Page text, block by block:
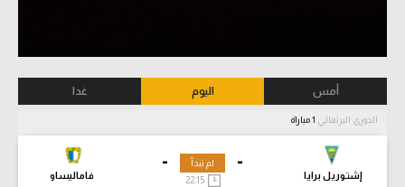
أمس اليوم غدا
الدوري البرتغالي
-
إشتوريل برايا
-
فاماليساو
لم تبدأ
22:15